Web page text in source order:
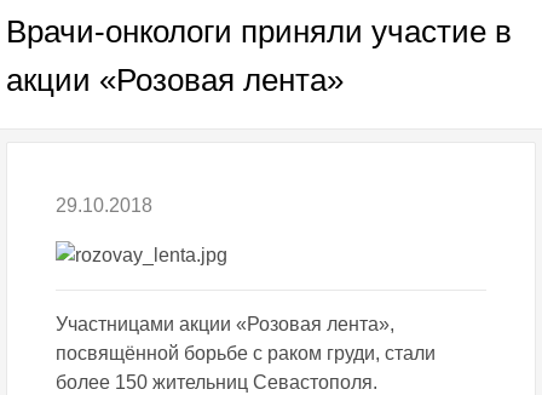
Врачи-онкологи приняли участие в
акции «Розовая лента»
29.10.2018
Участницами акции «Розовая лента»,
посвящённой борьбе с раком груди, стали
более 150 жительниц Севастополя.